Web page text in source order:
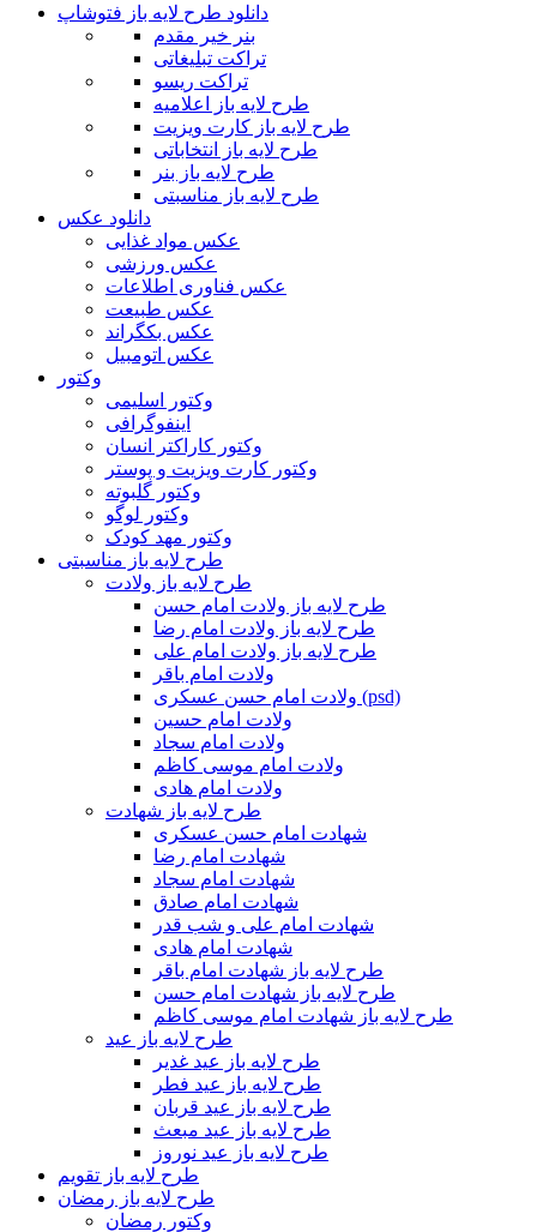
دانلود طرح لایه باز فتوشاپ
بنر خیر مقدم
تراکت تبلیغاتی
تراکت ریسو
طرح لایه باز اعلامیه
طرح لایه باز کارت ویزیت
طرح لایه باز انتخاباتی
طرح لایه باز بنر
طرح لایه باز مناسبتی
دانلود عکس
عکس مواد غذایی
عکس ورزشی
عکس فناوری اطلاعات
عکس طبیعت
عکس بکگراند
عکس اتومبیل
وکتور
وکتور اسلیمی
اینفوگرافی
وکتور کاراکتر انسان
وکتور کارت ویزیت و پوستر
وکتور گلبوته
وکتور لوگو
وکتور مهد کودک
طرح لایه باز مناسبتی
طرح لایه باز ولادت
طرح لایه باز ولادت امام حسن
طرح لایه باز ولادت امام رضا
طرح لایه باز ولادت امام علی
ولادت امام باقر
ولادت امام حسن عسکری (psd)
ولادت امام حسین
ولادت امام سجاد
ولادت امام موسی کاظم
ولادت امام هادی
طرح لایه باز شهادت
شهادت امام حسن عسکری
شهادت امام رضا
شهادت امام سجاد
شهادت امام صادق
شهادت امام علی و شب قدر
شهادت امام هادی
طرح لایه باز شهادت امام باقر
طرح لایه باز شهادت امام حسن
طرح لایه باز شهادت امام موسی کاظم
طرح لایه باز عید
طرح لایه باز عید غدیر
طرح لایه باز عید فطر
طرح لایه باز عید قربان
طرح لایه باز عید مبعث
طرح لایه باز عید نوروز
طرح لایه باز تقویم
طرح لایه باز رمضان
وکتور رمضان